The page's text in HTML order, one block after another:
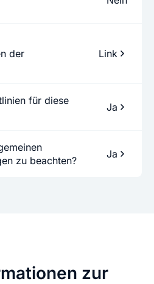
der
Link
für diese
Ja
zu beachten?
Ja
zur